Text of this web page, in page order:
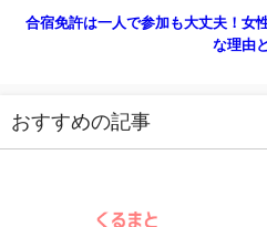
合宿免許は一人で参加も大丈夫！女
な理由
おすすめの記事